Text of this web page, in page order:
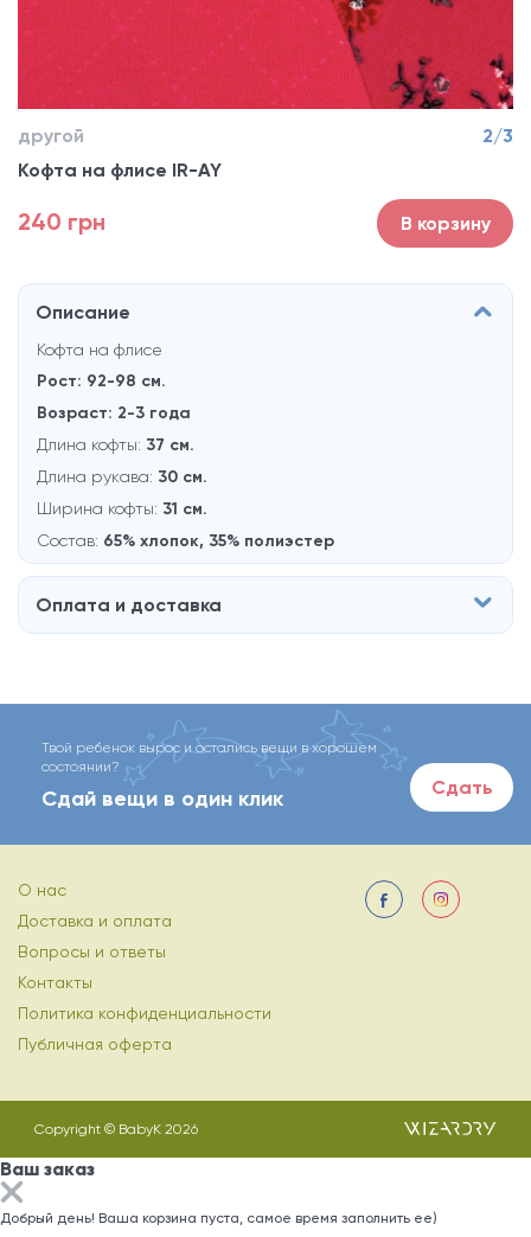
другой
2/3
Кофта на флисе IR-AY
240 грн В корзину
Описание
Кофта на флисе
Рост: 92-98 см.
Возраст: 2-3 года
Длина кофты: 37 см.
Длина рукaва: 30 см.
Ширина кофты: 31 см.
Состав: 65% хлопок, 35% полиэстер
Оплата и доставка
Твой ребенок вырос и остались вещи в хорошем
состоянии?
Сдай вещи в один клик Сдать
О нас
Доставка и оплата
Вопросы и ответы
Контакты
Политика конфиденциальности
Публичная оферта
Copyright © BabyK 2026
Ваш заказ
Добрый день! Ваша корзина пуста, самое время заполнить ее)